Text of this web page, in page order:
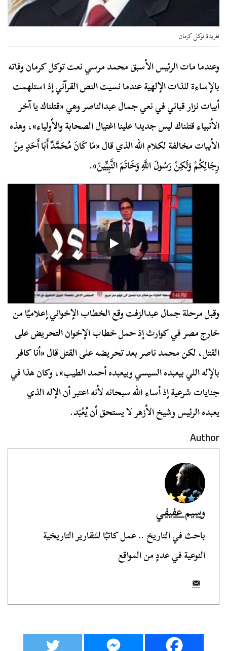
تغريدة توكل كرمان
وعندما مات الرئيس الأسبق محمد مرسي نعت توكل كرمان وفاته
بالإساءة للذات الإلهية عندما نسيت النص القرآني إذ استلهمت
أبيات نزار قباني في نعي جمال عبدالناصر وهي «قتلناك يا آخر
الأنبياء قتلناك ليس جديدا علينا اغتيال الصحابة والأولياء»، وهذه
الأبيات مخالفة لكلام الله الذي قال «مَا كَانَ مُحَمَّدٌ أَبَا أَحَدٍ مِنْ
رِجَالِكُمْ وَلَكِنْ رَسُولَ اللَّهِ وَخَاتَمَ النَّبِيِّينَ».
وقبل مرحلة جمال عبدالزفت وقع الخطاب الإخواني إعلاميًا من
خارج مصر في كوارث إذ حمل خطاب الإخوان التحريض على
القتل، لكن محمد ناصر بعد تحريضه على القتل قال «أنا كافر
بالإله اللي بيعبده السيسي وبيعبده أحمد الطيب»، وكان هذا في
جنايات شرعية إذ أساء الله سبحانه لأنه اعتبر أن الإله الذي
يعبده الرئيس وشيخ الأزهر لا يستحق أن يُعْبَد.
Author
وسيم عفيفي
باحث في التاريخ .. عمل كاتبًا للتقارير التاريخية
النوعية في عددٍ من المواقع